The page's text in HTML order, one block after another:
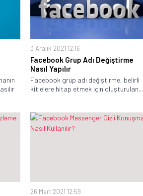
3 Aralık 2021 12:16
Facebook Grup Adı Değiştirme
Nasıl Yapılır
Facebook grup adı değiştirme, belirli
kitlelere hitap etmek için oluşturulan...
26 Mart 2021 12:59